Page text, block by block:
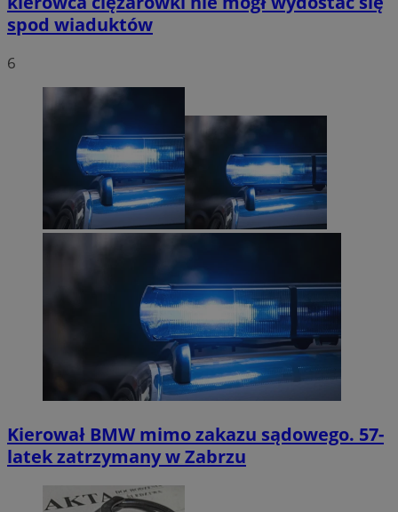
spod wiaduktów
6
Kierował BMW mimo zakazu sądowego. 57-
latek zatrzymany w Zabrzu